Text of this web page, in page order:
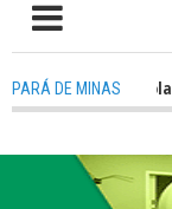
PARÁ DE MINAS
das escolas